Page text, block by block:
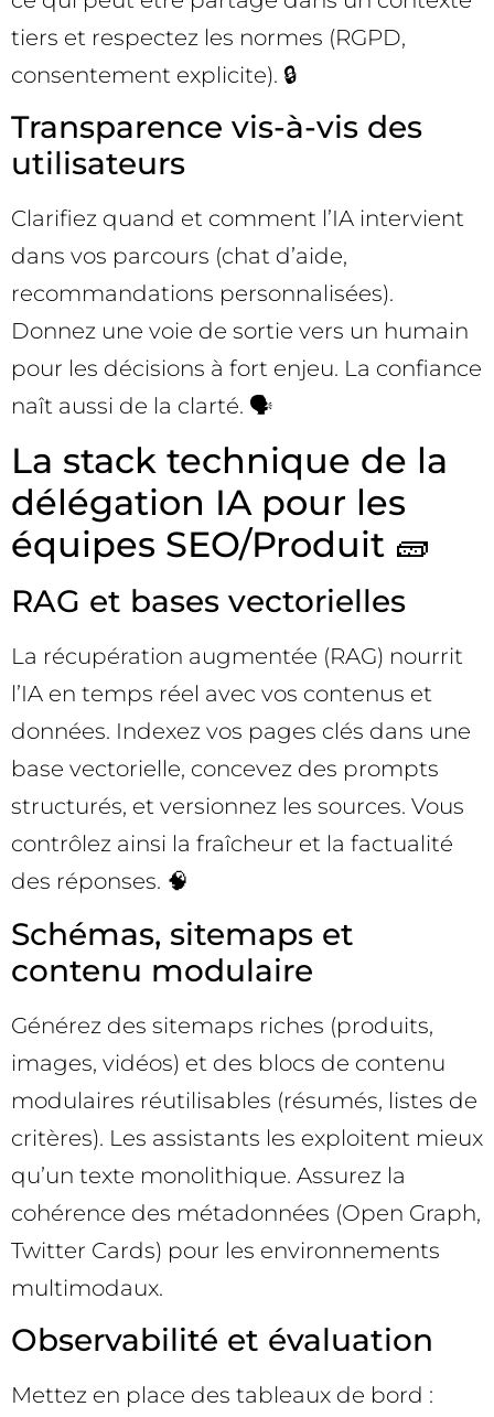
tiers et respectez les normes (RGPD,
consentement explicite). 🔒
Transparence vis-à-vis des
utilisateurs
Clarifiez quand et comment l’IA intervient
dans vos parcours (chat d’aide,
recommandations personnalisées).
Donnez une voie de sortie vers un humain
pour les décisions à fort enjeu. La confiance
naît aussi de la clarté. 🗣️
La stack technique de la
délégation IA pour les
équipes SEO/Produit 🧱
RAG et bases vectorielles
La récupération augmentée (RAG) nourrit
l’IA en temps réel avec vos contenus et
données. Indexez vos pages clés dans une
base vectorielle, concevez des prompts
structurés, et versionnez les sources. Vous
contrôlez ainsi la fraîcheur et la factualité
des réponses. 🧠
Schémas, sitemaps et
contenu modulaire
Générez des sitemaps riches (produits,
images, vidéos) et des blocs de contenu
modulaires réutilisables (résumés, listes de
critères). Les assistants les exploitent mieux
qu’un texte monolithique. Assurez la
cohérence des métadonnées (Open Graph,
Twitter Cards) pour les environnements
multimodaux.
Observabilité et évaluation
Mettez en place des tableaux de bord :